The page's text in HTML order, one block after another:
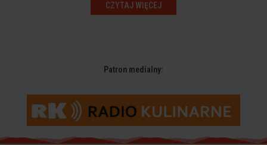
CZYTAJ WIĘCEJ
Patron medialny: